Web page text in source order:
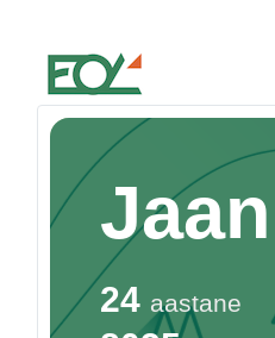
Estonian Orienteering
24 aastane